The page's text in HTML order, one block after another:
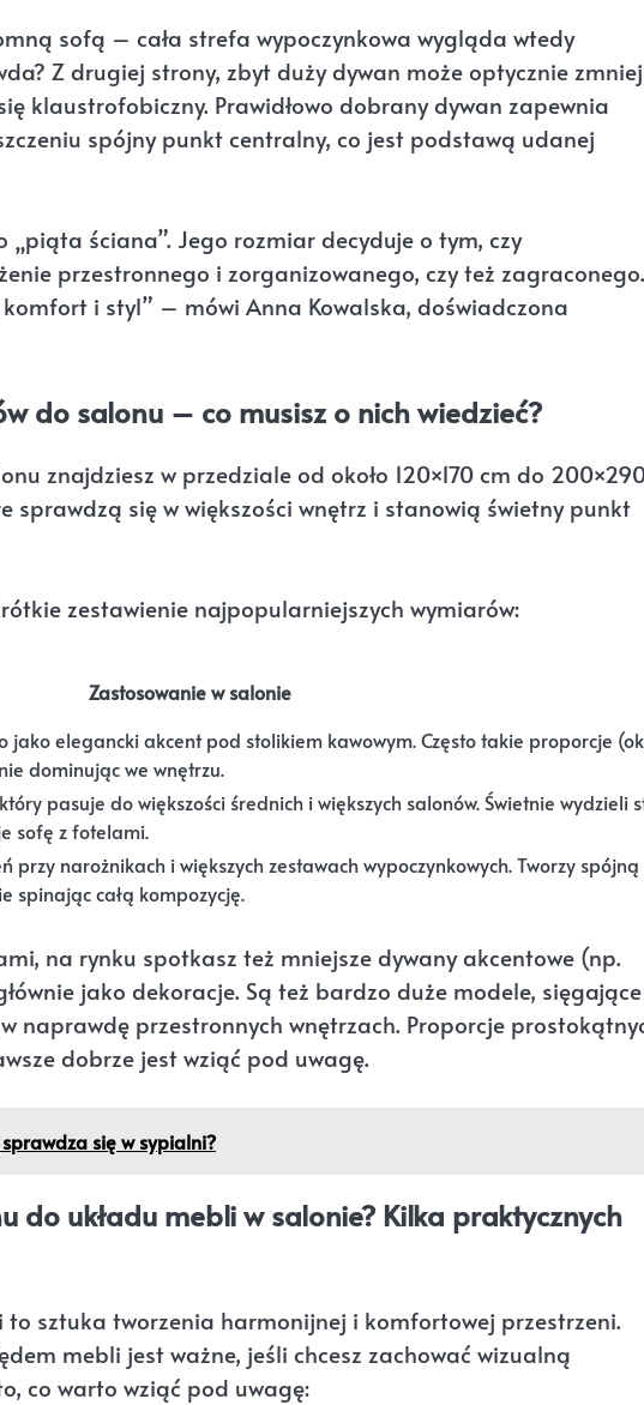
sofą – cała strefa wypoczynkowa wygląda wtedy
Z drugiej strony, zbyt duży dywan może optycznie
klaustrofobiczny. Prawidłowo dobrany dywan zapewnia
spójny punkt centralny, co jest podstawą udanej
„piąta ściana”. Jego rozmiar decyduje o tym, czy
przestronnego i zorganizowanego, czy też zagraconego.
i styl” – mówi Anna Kowalska, doświadczona
do salonu – co musisz o nich wiedzieć?
znajdziesz w przedziale od około 120×170 cm do
sprawdzą się w większości wnętrz i stanowią świetny punkt
zestawienie najpopularniejszych wymiarów:
Zastosowanie w salonie
elegancki akcent pod stolikiem kawowym. Często takie proporcje
dominując we wnętrzu.
pasuje do większości średnich i większych salonów. Świetnie wydzieli
sofę z fotelami.
przy narożnikach i większych zestawach wypoczynkowych. Tworzy spójną
spinając całą kompozycję.
na rynku spotkasz też mniejsze dywany akcentowe (np.
jako dekoracje. Są też bardzo duże modele, sięgające
naprawdę przestronnych wnętrzach. Proporcje
dobrze jest wziąć pod uwagę.
się w sypialni?
układu mebli w salonie? Kilka praktycznych
sztuka tworzenia harmonijnej i komfortowej przestrzeni.
mebli jest ważne, jeśli chcesz zachować wizualną
co warto wziąć pod uwagę: